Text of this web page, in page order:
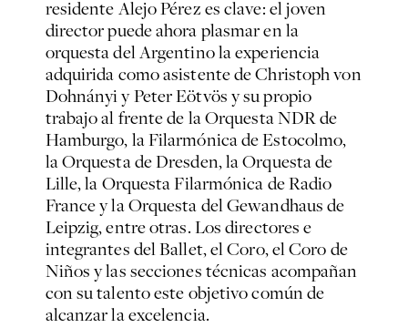
residente Alejo Pérez es clave: el joven
director puede ahora plasmar en la
orquesta del Argentino la experiencia
adquirida como asistente de Christoph von
Dohnányi y Peter Eötvös y su propio
trabajo al frente de la Orquesta NDR de
Hamburgo, la Filarmónica de Estocolmo,
la Orquesta de Dresden, la Orquesta de
Lille, la Orquesta Filarmónica de Radio
France y la Orquesta del Gewandhaus de
Leipzig, entre otras. Los directores e
integrantes del Ballet, el Coro, el Coro de
Niños y las secciones técnicas acompañan
con su talento este objetivo común de
alcanzar la excelencia.